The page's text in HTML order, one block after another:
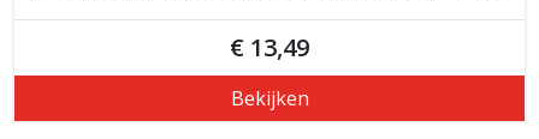
€ 13,49
Bekijken